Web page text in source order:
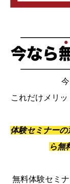
これだけメリ
体験セミナー
ら無
無料体験セミ